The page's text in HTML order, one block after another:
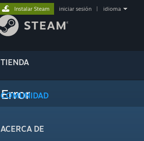
TIENDA
COMUNIDAD
ACERCA DE
Instalar Steam iniciar sesión idioma
Error